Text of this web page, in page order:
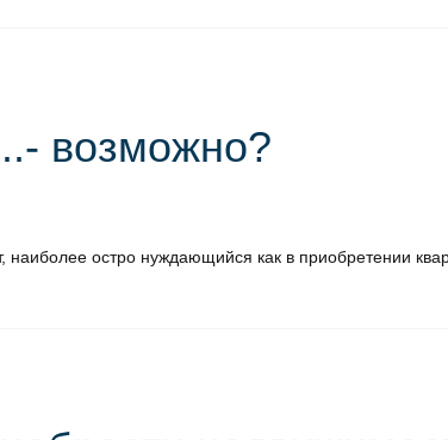
возможно?
остро нуждающийся как в приобретении